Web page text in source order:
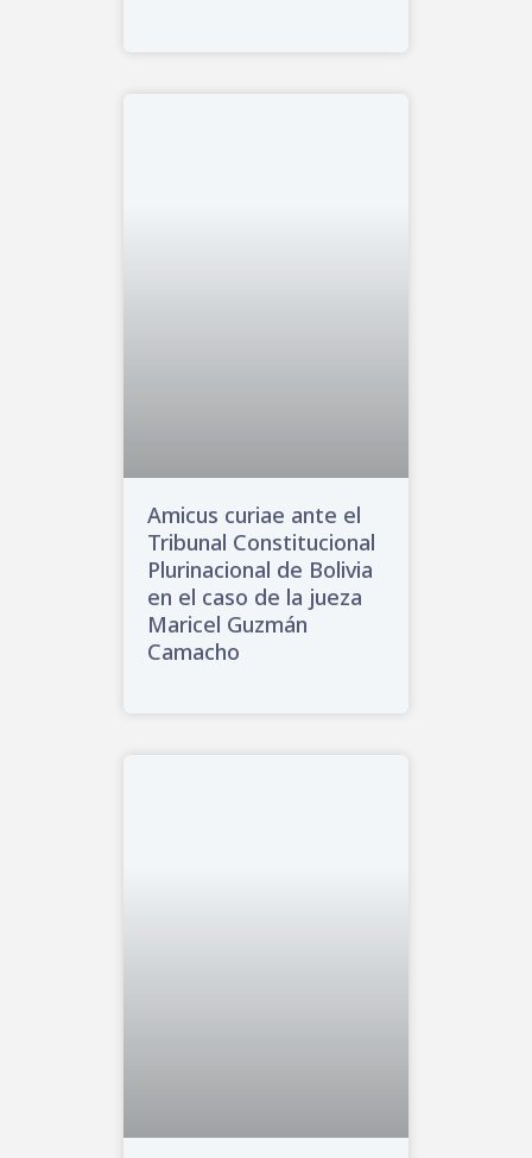
Amicus curiae ante el
Tribunal Constitucional
Plurinacional de Bolivia
en el caso de la jueza
Maricel Guzmán
Camacho